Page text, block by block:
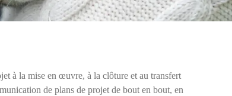
à la mise en œuvre, à la clôture et au transfert
de plans de projet de bout en bout, en